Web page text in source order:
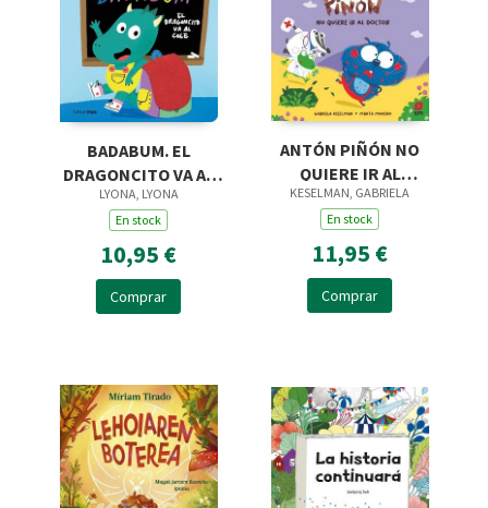
BADABUM. EL
DRAGONCITO VA AL
COLE
LYONA, LYONA
En stock
10,95 €
Comprar
ANTÓN PIÑÓN NO
QUIERE IR AL
DOCTOR
KESELMAN, GABRIELA
En stock
11,95 €
Comprar